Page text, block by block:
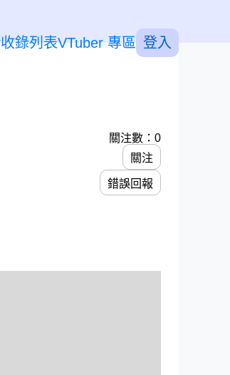
收錄列表VTuber 專區 登入
關注數：0
關注
錯誤回報